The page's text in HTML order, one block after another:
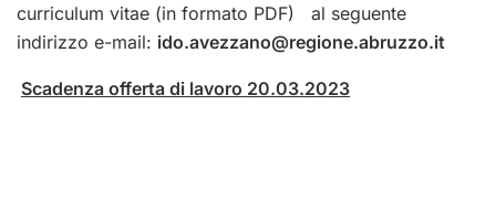
curriculum vitae (in formato PDF) al seguente
indirizzo e-mail: ido.avezzano@regione.abruzzo.it
Scadenza offerta di lavoro 20.03.2023